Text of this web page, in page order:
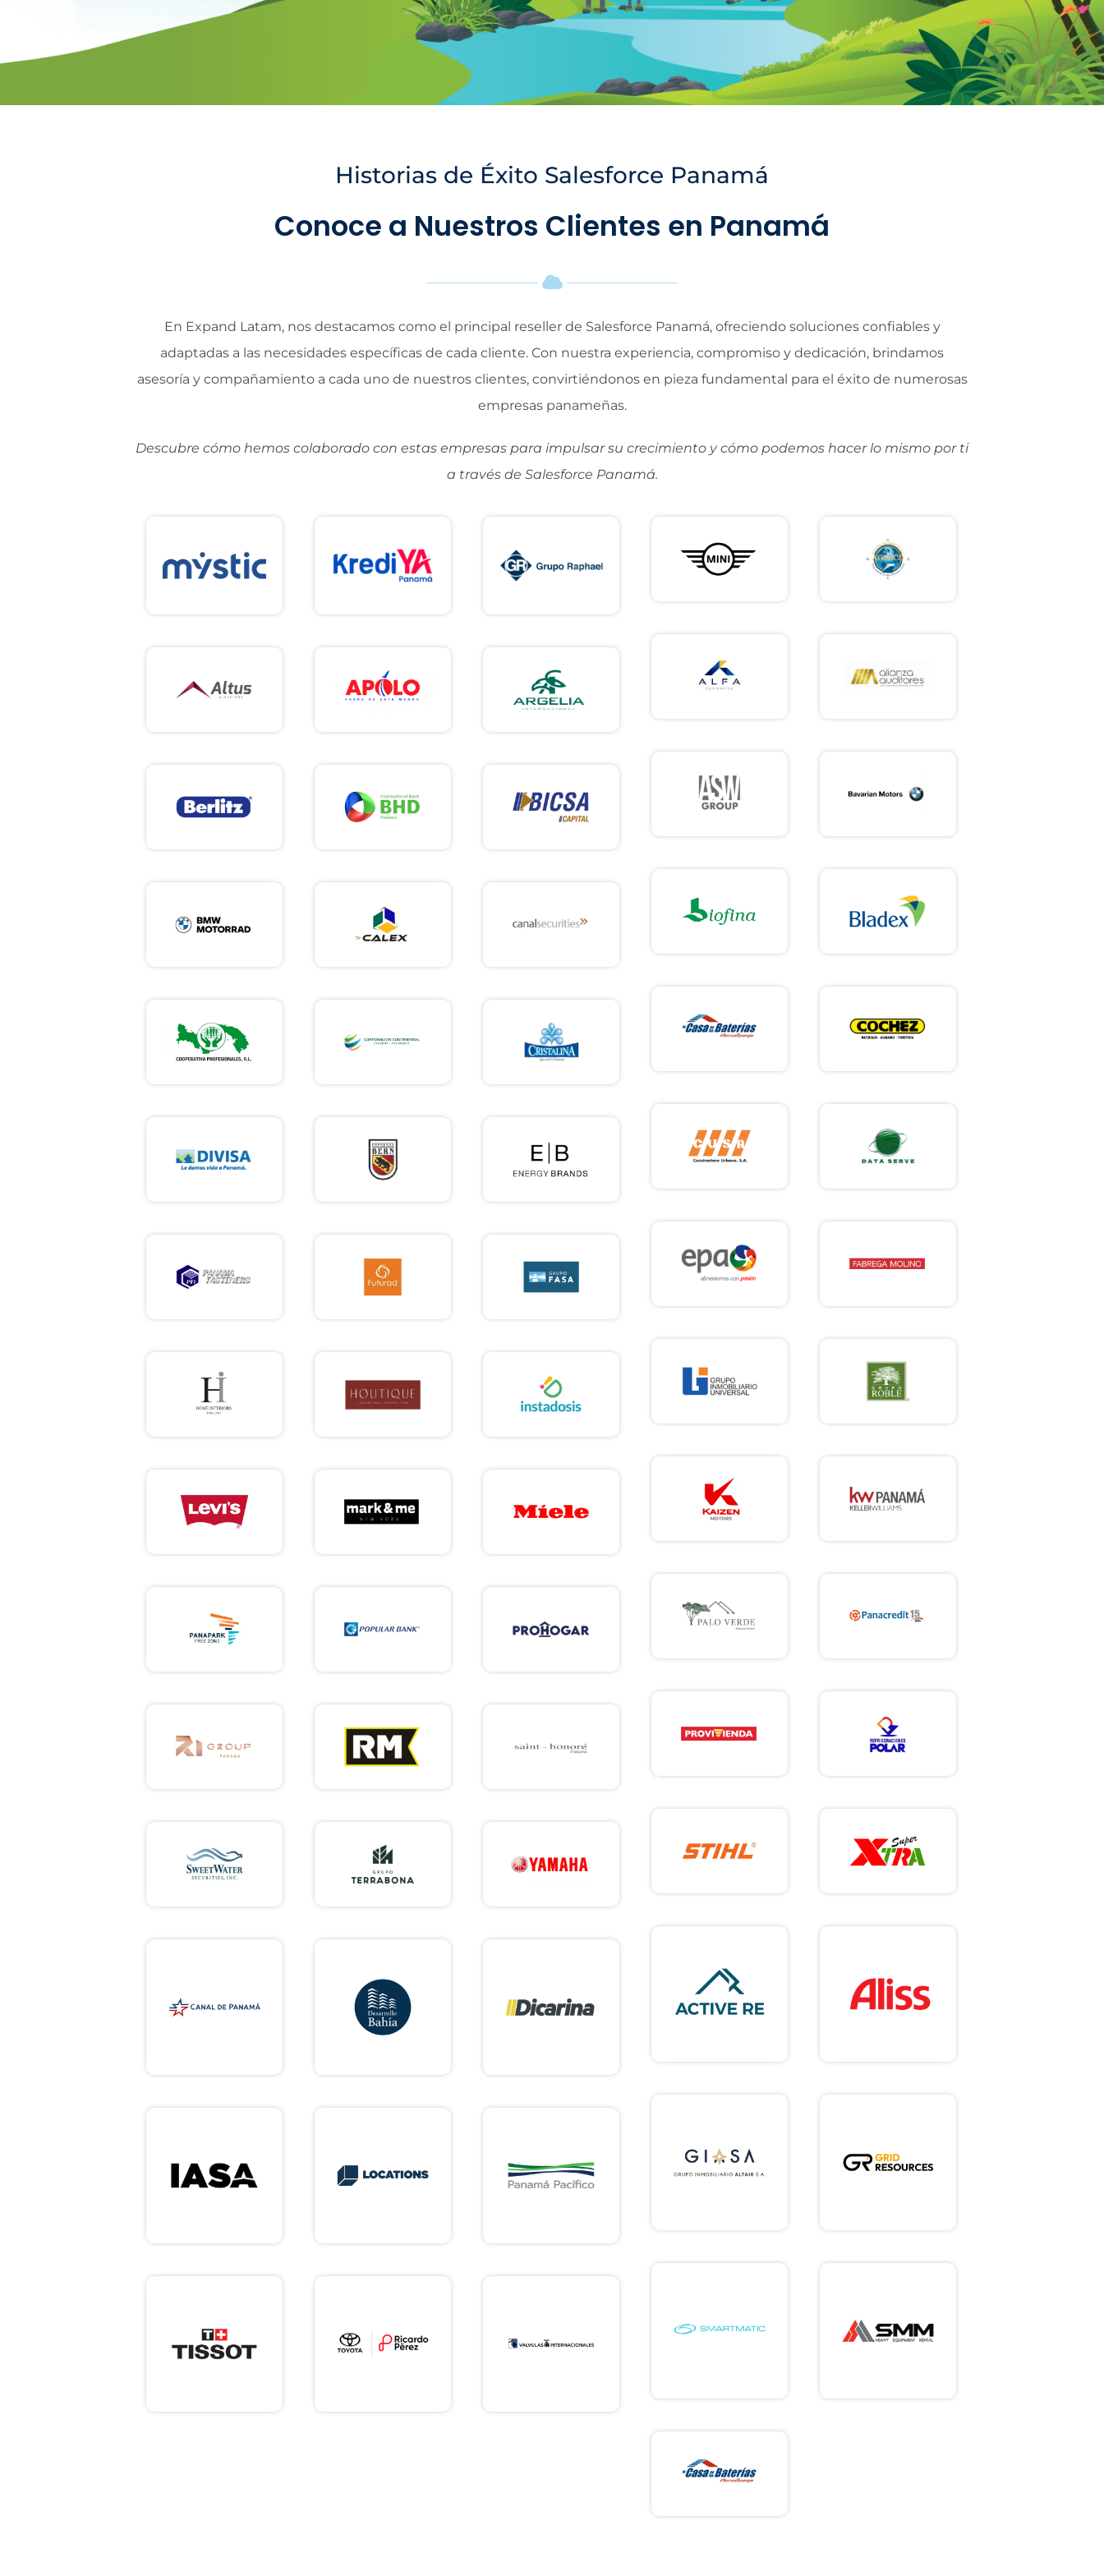
Historias de Éxito Salesforce Panamá
Conoce a Nuestros Clientes en Panamá
En Expand Latam, nos destacamos como el principal reseller de Salesforce Panamá, ofreciendo soluciones confiables y
adaptadas a las necesidades específicas de cada cliente. Con nuestra experiencia, compromiso y dedicación, brindamos
asesoría y compañamiento a cada uno de nuestros clientes, convirtiéndonos en pieza fundamental para el éxito de numerosas
empresas panameñas.
Descubre cómo hemos colaborado con estas empresas para impulsar su crecimiento y cómo podemos hacer lo mismo por ti
a través de Salesforce Panamá.